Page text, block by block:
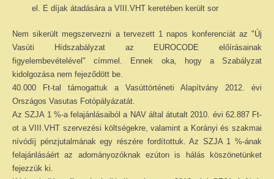
el. E díjak átadására a VIII.VHT keretében került sor
Nem sikerült megszervezni a tervezett 1 napos konferenciát az "Új
Vasúti Hídszabályzat az EUROCODE előírásainak
figyelembevételével" címmel. Ennek oka, hogy a Szabályzat
kidolgozása nem fejeződött be.
40.000 Ft-tal támogattuk a Vasúttörténeti Alapítvány 2012. évi
Országos Vasutas Fotópályázatát.
Az SZJA 1 %-a felajánlásaiból a NAV által átutalt 2010. évi 62.887 Ft-
ot a VIII.VHT szervezési költségekre, valamint a Korányi és szakmai
nívódíj pénzjutalmának egy részére fordítottuk. Az SZJA 1 %-ának
felajánlásáért az adományozóknak ezúton is hálás köszönetünket
fejezzük ki.